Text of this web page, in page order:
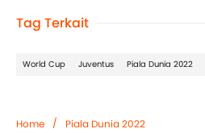
Tag Terkait
World Cup Juventus Piala Dunia 2022
Home / Piala Dunia 2022